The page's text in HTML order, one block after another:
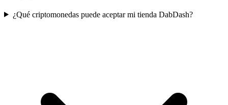
¿Qué criptomonedas puede aceptar mi tienda DabDash?